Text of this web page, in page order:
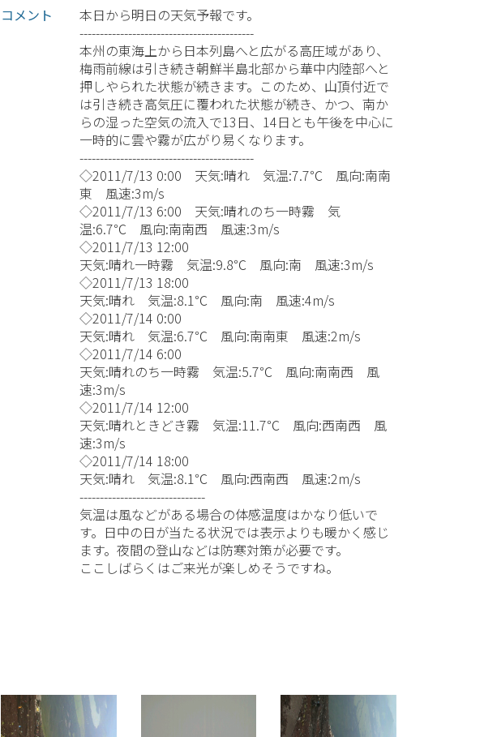
コメント
本日から明日の天気予報です。
-------------------------------------------
本州の東海上から日本列島へと広がる高圧域があり、
梅雨前線は引き続き朝鮮半島北部から華中内陸部へと
押しやられた状態が続きます。このため、山頂付近で
は引き続き高気圧に覆われた状態が続き、かつ、南か
らの湿った空気の流入で13日、14日とも午後を中心に
一時的に雲や霧が広がり易くなります。
-------------------------------------------
◇2011/7/13 0:00 天気:晴れ 気温:7.7℃ 風向:南南
東 風速:3m/s
◇2011/7/13 6:00 天気:晴れのち一時霧 気
温:6.7℃ 風向:南南西 風速:3m/s
◇2011/7/13 12:00
天気:晴れ一時霧 気温:9.8℃ 風向:南 風速:3m/s
◇2011/7/13 18:00
天気:晴れ 気温:8.1℃ 風向:南 風速:4m/s
◇2011/7/14 0:00
天気:晴れ 気温:6.7℃ 風向:南南東 風速:2m/s
◇2011/7/14 6:00
天気:晴れのち一時霧 気温:5.7℃ 風向:南南西 風
速:3m/s
◇2011/7/14 12:00
天気:晴れときどき霧 気温:11.7℃ 風向:西南西 風
速:3m/s
◇2011/7/14 18:00
天気:晴れ 気温:8.1℃ 風向:西南西 風速:2m/s
-------------------------------
気温は風などがある場合の体感温度はかなり低いで
す。日中の日が当たる状況では表示よりも暖かく感じ
ます。夜間の登山などは防寒対策が必要です。
ここしばらくはご来光が楽しめそうですね。